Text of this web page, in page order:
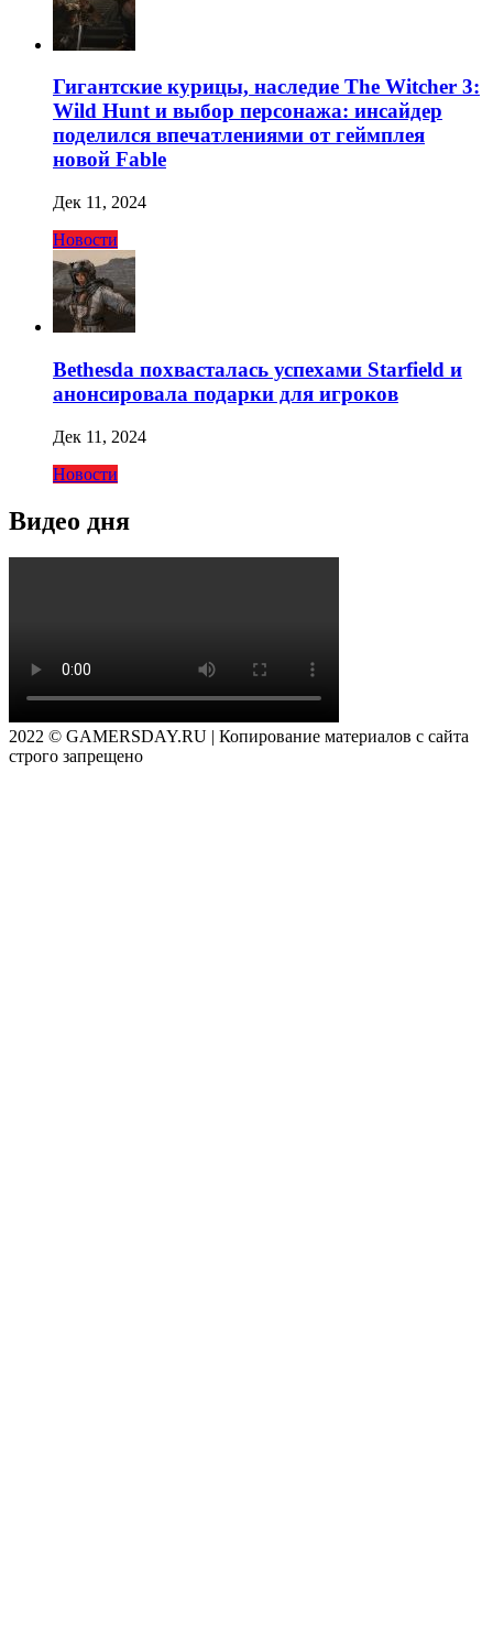
Гигантские курицы, наследие The Witcher 3:
Wild Hunt и выбор персонажа: инсайдер
поделился впечатлениями от геймплея
новой Fable
Дек 11, 2024
Новости
Bethesda похвасталась успехами Starfield и
анонсировала подарки для игроков
Дек 11, 2024
Новости
Видео дня
2022 © GAMERSDAY.RU | Копирование материалов с сайта
строго запрещено